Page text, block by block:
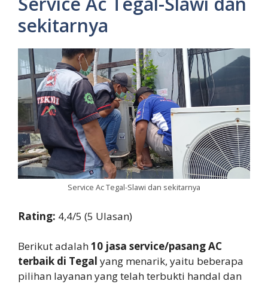
sekitarnya
Service Ac Tegal-Slawi dan sekitarnya
Rating: 4,4/5 (5 Ulasan)
Berikut adalah10 jasa service/pasang AC
terbaik di Tegal yang menarik, yaitu beberapa
pilihan layanan yang telah terbukti handal dan